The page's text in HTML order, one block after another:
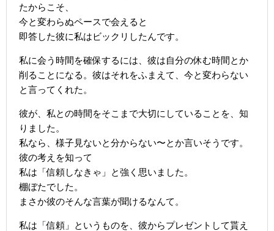
たからこそ、
今と変わらぬペースで会えると
即答した彼に私はビックリしたんです。
私に会う時間を確保するには、彼は自分の休む時間とか
削ることになる。彼はそれをふまえて、今と変わらない
と言ってくれた。
彼が、私との時間をそこまで大切にしていることを、知
りました。
私なら、様子見ないと分からない〜とか言いそうです。
彼の考えを知って
私は「信頼しなきゃ」と強く思いました。
棚ぼたでした。
まさか彼のそんな言葉が聞けるなんて。
私は「信頼」というものを、彼からプレゼントして貰え